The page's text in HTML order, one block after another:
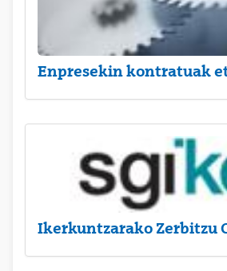
Enpresekin kontratuak
Ikerkuntzarako Zerbitzu